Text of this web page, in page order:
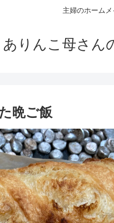
主婦のホーム
ありんこ母さん
晩ご飯